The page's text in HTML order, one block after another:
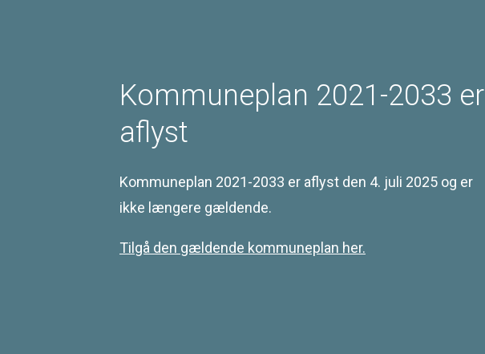
Geologi og grundvand
Klimatilpasning
Kommuneplan 2021-2033 er
aflyst
Kommuneplan 2021-2033 er aflyst den 4. juli 2025 og er
ikke længere gældende.
Tilgå den gældende kommuneplan her.
Kontakt